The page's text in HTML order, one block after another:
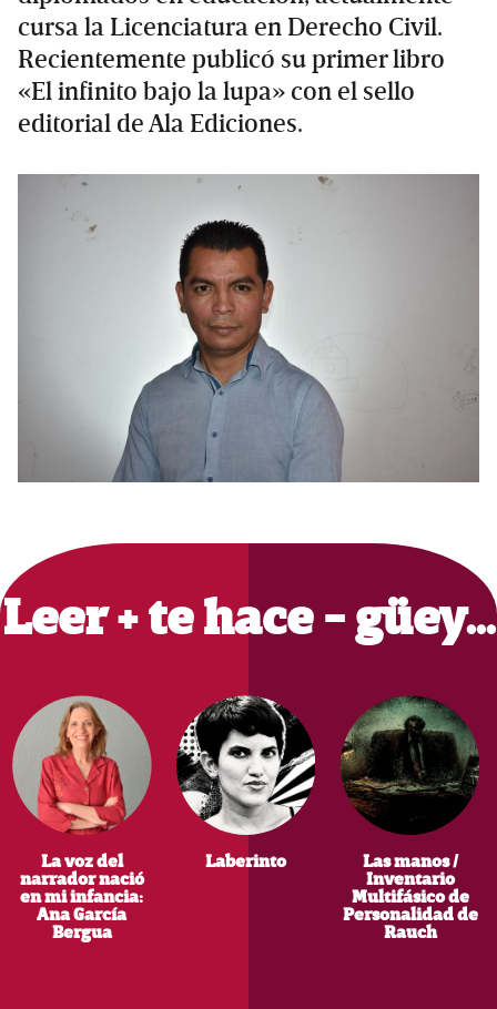
cursa la Licenciatura en Derecho Civil.
Recientemente publicó su primer libro
«El infinito bajo la lupa» con el sello
editorial de Ala Ediciones.
Primary
Sidebar
Leer + te hace - güey…
La voz del
narrador nació
en mi infancia:
Ana García
Bergua
Laberinto
Las manos /
Inventario
Multifásico de
Personalidad de
Rauch